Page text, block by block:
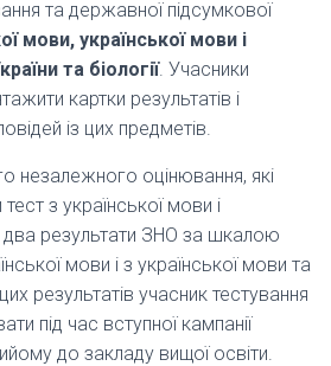
та державної підсумкової
мови, української мови і
та біології. Учасники
картки результатів і
із цих предметів.
незалежного оцінювання, які
з української мови і
два результати ЗНО за шкалою
мови і з української мови та
результатів учасник тестування
під час вступної кампанії
до закладу вищої освіти.